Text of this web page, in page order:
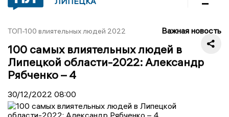
ТОП-100 влиятельных людей 2022 Важная новость
100 самых влиятельных людей в
Липецкой области-2022: Александр
Рябченко – 4
30/12/2022 08:00